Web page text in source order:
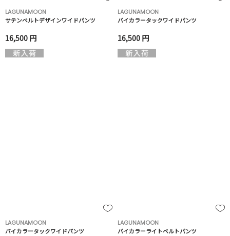
LAGUNAMOON
サテンベルトデザインワイドパンツ
16,500 円
LAGUNAMOON
バイカラータックワイドパンツ
16,500 円
LAGUNAMOON
バイカラータックワイドパンツ
LAGUNAMOON
バイカラーライトベルトパンツ